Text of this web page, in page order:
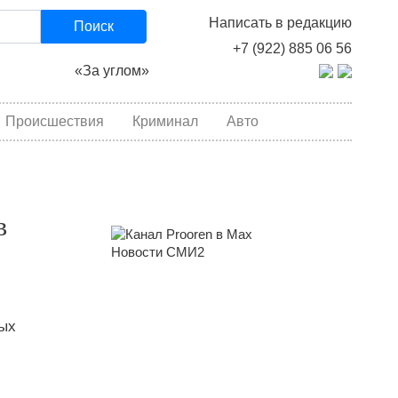
Написать в редакцию
+7 (922) 885 06 56
Поиск
«За углом»
Происшествия Криминал Авто
Новости СМИ2